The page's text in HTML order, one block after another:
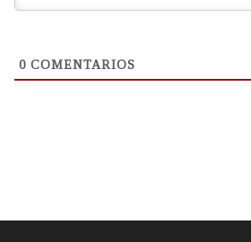
0 COMENTARIOS